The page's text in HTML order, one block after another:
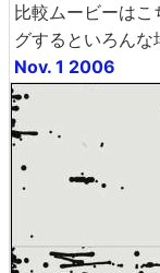
比較ムービーは
グするといろんな
Nov. 1 2006